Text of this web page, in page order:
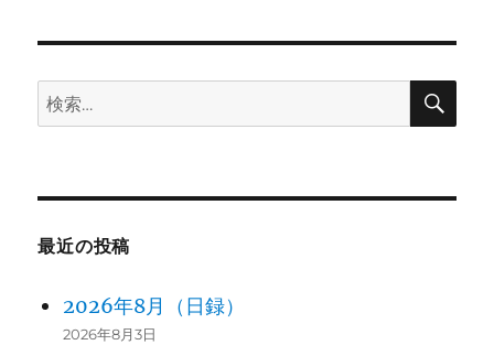
検
索:
検
最近の投稿
2026年8月（日録）
2026年8月3日